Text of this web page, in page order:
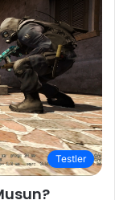
Testler